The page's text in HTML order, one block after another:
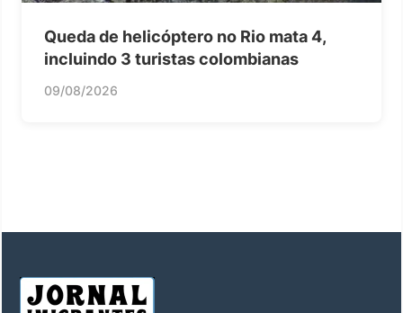
Queda de helicóptero no Rio mata 4,
incluindo 3 turistas colombianas
09/08/2026